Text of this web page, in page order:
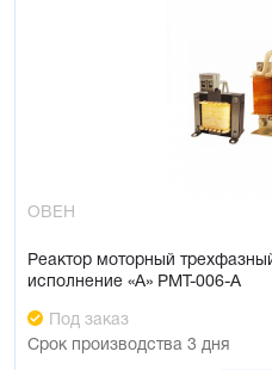
ОВЕН
Реактор моторный
исполнение «А» РМТ-006-А
Под заказ
Срок производства 3 дня